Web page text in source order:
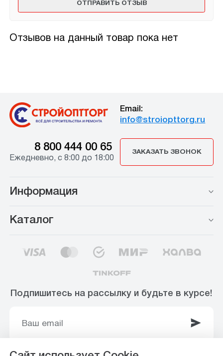
Отзывов на данный товар пока нет
Email:
info@stroiopttorg.ru
8 800 444 00 65
Ежедневно, с 8:00 до 18:00
ЗАКАЗАТЬ ЗВОНОК
Информация
Каталог
Подпишитесь на рассылку и будьте в курсе!